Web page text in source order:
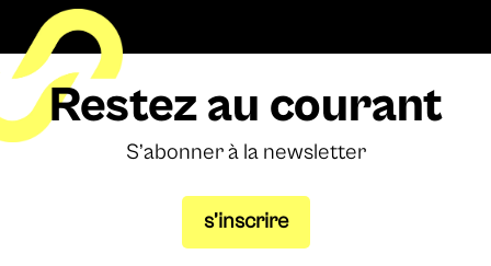
Restez au courant
S’abonner à la newsletter
s’inscrire